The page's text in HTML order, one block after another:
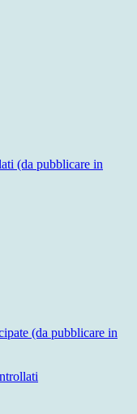
(da pubblicare in
(da pubblicare in